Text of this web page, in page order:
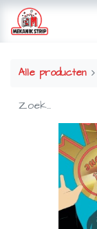
Alle producten